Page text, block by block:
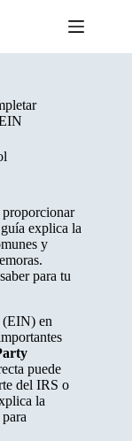
explica la
y
para tu
en
puede
del IRS o
la